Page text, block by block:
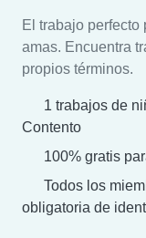
El trabajo
amas. Encuentra
propios términos.
1 trabajos de
Contento
100% gratis
Todos los
obligatoria de